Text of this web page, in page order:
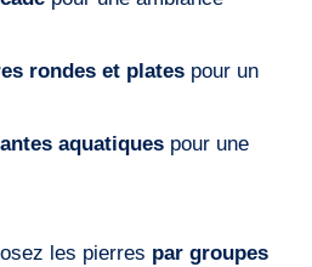
rondes et plates pour un
aquatiques pour une
les pierres par groupes